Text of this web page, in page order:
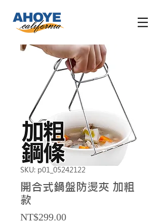
SKU: p01_05242122
開合式鍋盤防燙夾 加粗
款
NT$299.00Price